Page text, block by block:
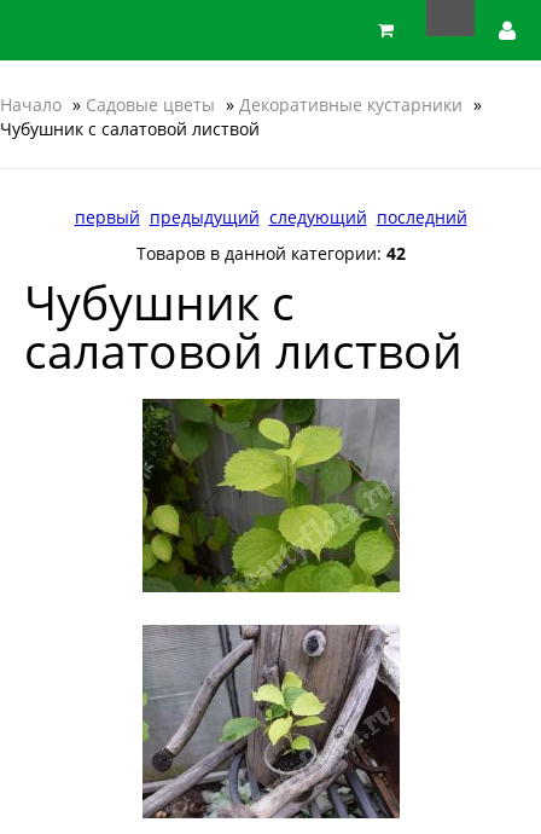
Начало » Садовые цветы » Декоративные кустарники »
Чубушник с салатовой листвой
первый предыдущий следующий последний
Товаров в данной категории: 42
Чубушник с
салатовой листвой